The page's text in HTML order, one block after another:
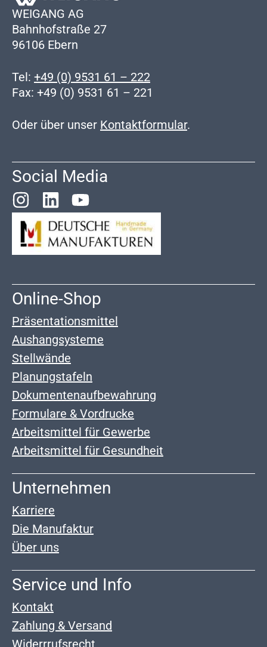
WEIGANG AG
Bahnhofstraße 27
96106 Ebern
Tel: +49 (0) 9531 61 – 222
Fax: +49 (0) 9531 61 – 221
Oder über unser Kontaktformular.
Social Media
Online-Shop
Präsentationsmittel
Aushangsysteme
Stellwände
Planungstafeln
Dokumentenaufbewahrung
Formulare & Vordrucke
Arbeitsmittel für Gewerbe
Arbeitsmittel für Gesundheit
Unternehmen
Karriere
Die Manufaktur
Über uns
Service und Info
Kontakt
Zahlung & Versand
Widerrrufsrecht